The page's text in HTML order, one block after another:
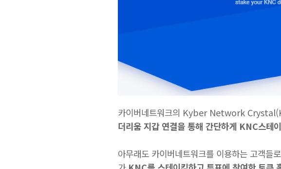
카이버네트워크의 Kyber Network
더리움 지갑 연결을 통해 간단하게 KNC스테
아무래도 카이버네트워크를 이용하는 고객